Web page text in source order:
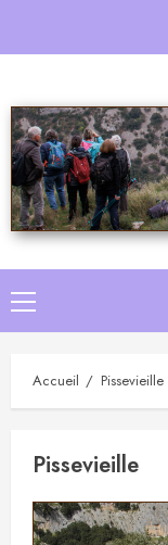
Primary
Menu
Accueil Pissevieille
Pissevieille